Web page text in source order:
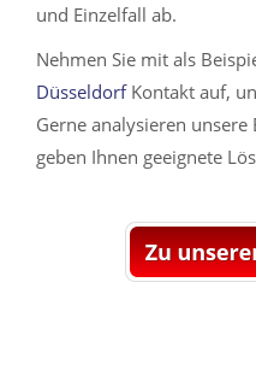
und Einzelfall ab.
Nehmen Sie mit als
Düsseldorf Kontakt auf,
Gerne analysieren
geben Ihnen geeignete